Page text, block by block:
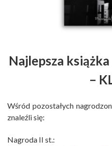
Najlepsza
–
Wśród pozostałych
znaleźli się:
Nagroda II st.: